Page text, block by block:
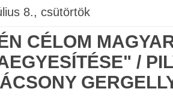
8., csütörtök
CÉLOM
/